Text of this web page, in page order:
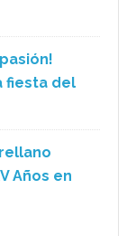
fiesta del
Años en